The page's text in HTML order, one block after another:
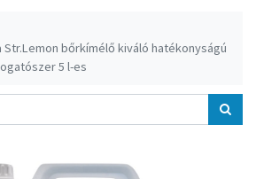
Str.Lemon bőrkímélő kiváló hatékonyságú
5 l-es